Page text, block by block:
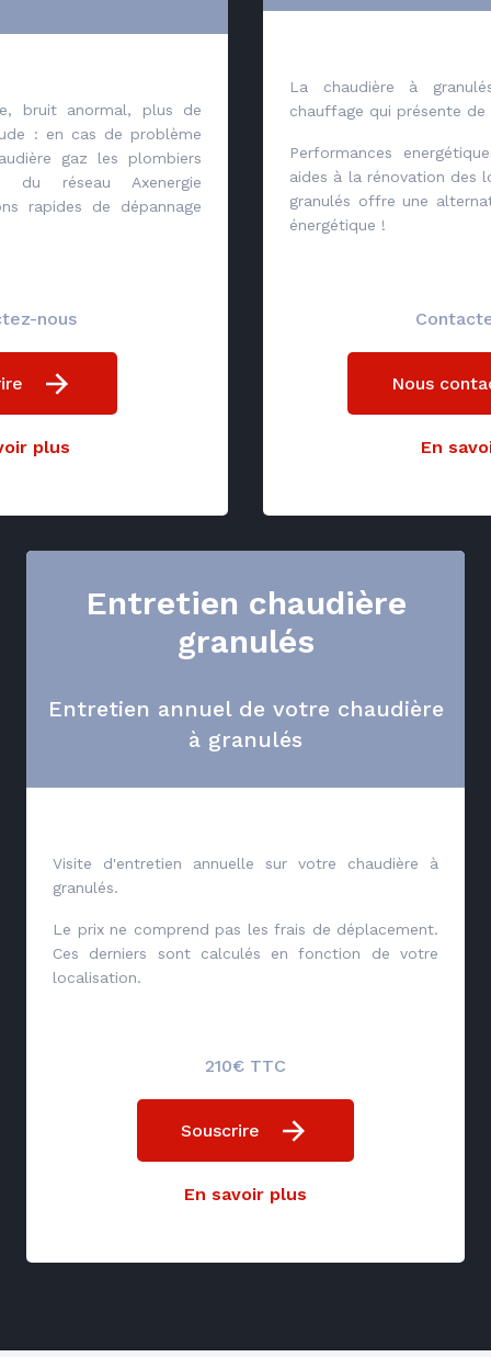
bruit anormal, plus de
: en cas de problème
gaz les plombiers
du réseau Axenergie
rapides de dépannage
nous
plus
La chaudière à
chauffage qui présente de
Performances
aides à la rénovation des
granulés offre une
énergétique !
Nous
En
Entretien chaudière
granulés
Entretien annuel de votre chaudière
à granulés
Visite d'entretien annuelle sur votre chaudière à
granulés.
Le prix ne comprend pas les frais de déplacement.
Ces derniers sont calculés en fonction de votre
localisation.
210€ TTC
Souscrire
En savoir plus